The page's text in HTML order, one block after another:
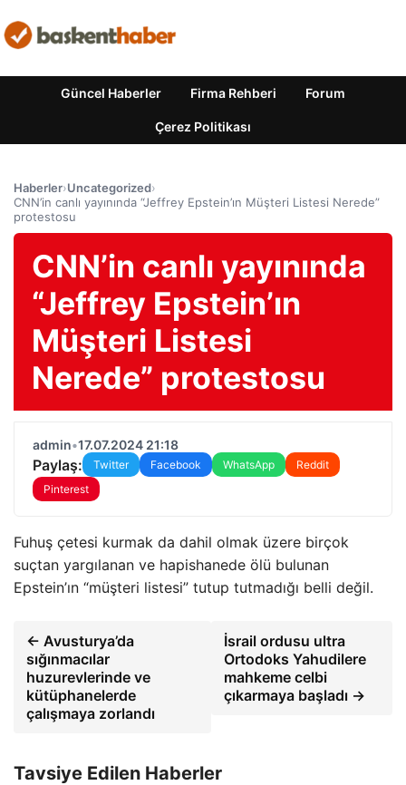
Güncel Haberler Firma Rehberi Forum
Çerez Politikası
Haberler›Uncategorized›
CNN’in canlı yayınında “Jeffrey Epstein’ın Müşteri Listesi Nerede”
protestosu
CNN’in canlı yayınında
“Jeffrey Epstein’ın
Müşteri Listesi
Nerede” protestosu
admin•17.07.2024 21:18
Paylaş: Twitter Facebook WhatsApp
Reddit
Pinterest
Fuhuş çetesi kurmak da dahil olmak üzere birçok
suçtan yargılanan ve hapishanede ölü bulunan
Epstein’ın “müşteri listesi” tutup tutmadığı belli değil.
← Avusturya’da
sığınmacılar
huzurevlerinde ve
kütüphanelerde
çalışmaya zorlandı
İsrail ordusu ultra
Ortodoks Yahudilere
mahkeme celbi
çıkarmaya başladı →
Tavsiye Edilen Haberler